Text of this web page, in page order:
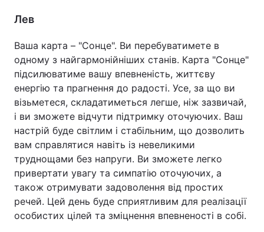
Лев
Ваша карта – "Сонце". Ви перебуватимете в
одному з найгармонійніших станів. Карта "Сонце"
підсилюватиме вашу впевненість, життєву
енергію та прагнення до радості. Усе, за що ви
візьметеся, складатиметься легше, ніж зазвичай,
і ви зможете відчути підтримку оточуючих. Ваш
настрій буде світлим і стабільним, що дозволить
вам справлятися навіть із невеликими
труднощами без напруги. Ви зможете легко
привертати увагу та симпатію оточуючих, а
також отримувати задоволення від простих
речей. Цей день буде сприятливим для реалізації
особистих цілей та зміцнення впевненості в собі.